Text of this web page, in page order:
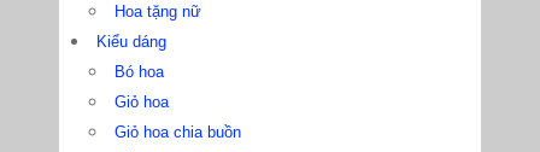
Hoa tặng nữ
Kiểu dáng
Bó hoa
Giỏ hoa
Giỏ hoa chia buồn